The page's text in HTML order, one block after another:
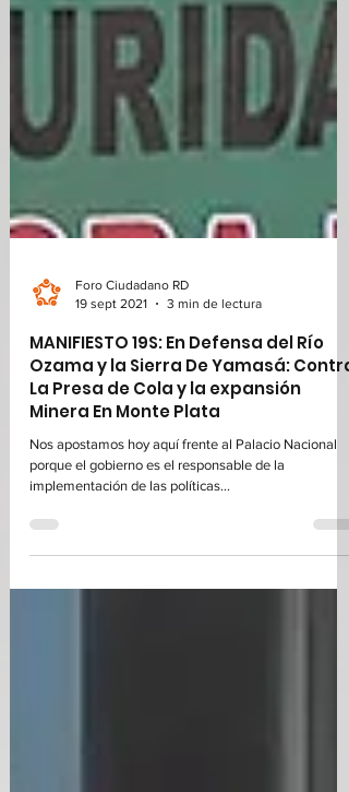
Foro Ciudadano RD
19 sept 2021
3 min de lectura
MANIFIESTO 19S: En Defensa del Río
Ozama y la Sierra De Yamasá: Contra
La Presa de Cola y la expansión
Minera En Monte Plata
Nos apostamos hoy aquí frente al Palacio Nacional